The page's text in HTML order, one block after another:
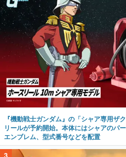
『機動戦士ガンダム』の「シャア専用
リールが予約開始。本体にはシャアのパ
エンブレム、型式番号などを配置